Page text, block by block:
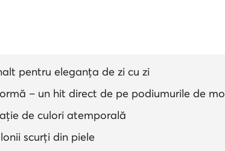
pentru eleganța de zi cu zi
– un hit direct de pe podiumurile de
de culori atemporală
scurți din piele